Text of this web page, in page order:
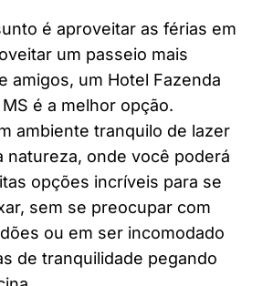
é aproveitar as férias em
um passeio mais
amigos, um Hotel Fazenda
é a melhor opção.
ambiente tranquilo de lazer
natureza, onde você poderá
opções incríveis para se
sem se preocupar com
ou em ser incomodado
de tranquilidade pegando